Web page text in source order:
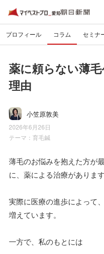
プロフィール コラム セミナ
薬に頼らない薄
理由
小笠原敦美
2026年6月26日
テーマ： 育毛鍼
薄毛のお悩みを抱えた方が
に、薬による治療があります
実際に医療の進歩によって
増えています。
一方で、私のもとには